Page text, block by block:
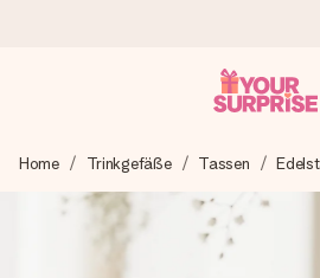
Wir bereiten dein Geschenk
blitzschnell – damit du es genau
überreichen kannst, wenn es am
Home Trinkgefäße Tassen